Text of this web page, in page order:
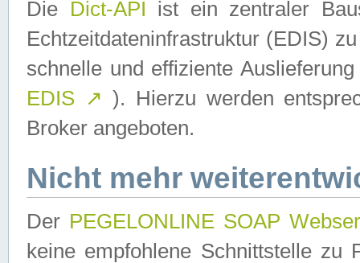
Die Dict-API ist ein zentraler
Echtzeitdateninfrastruktur (EDIS)
schnelle und effiziente
EDIS ↗ ). Hierzu werden
Broker angeboten.
Nicht mehr
Der PEGELONLINE SOAP
keine empfohlene Schnittstelle zu